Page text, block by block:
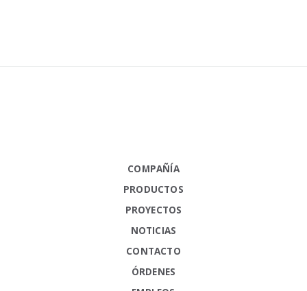
COMPAÑÍA
PRODUCTOS
PROYECTOS
NOTICIAS
CONTACTO
ÓRDENES